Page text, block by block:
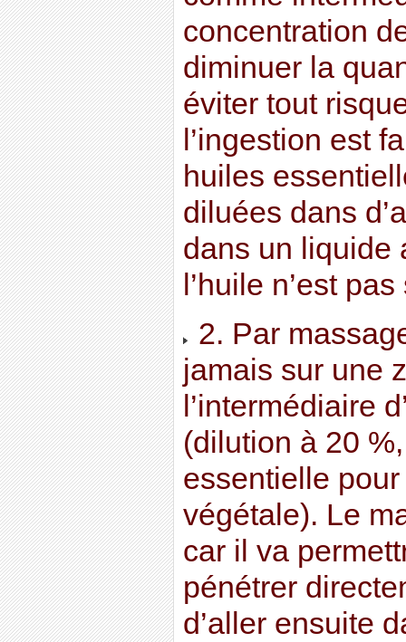
concentration
diminuer la
éviter tout
l’ingestion est
huiles
diluées dans
dans un liquide
l’huile n’est
2. Par
jamais sur une
l’intermédiaire
(dilution à 20
essentielle
végétale). Le
car il va
pénétrer
d’aller ensuite